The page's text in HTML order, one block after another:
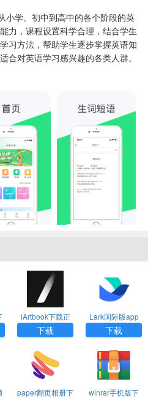
学、初中到高中的各个阶段的英
力，课程设置科学合理，结合学生
习方法，帮助学生逐步掌握英语知
合对英语学习感兴趣的各类人群。
iArtbook下载正
版免费2024
下载
Lark国际版app
下载
下载
paper翻页相册下
winrar手机版下